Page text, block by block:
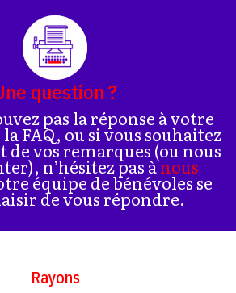
question ?
pas la réponse à votre
FAQ, ou si vous souhaitez
de vos remarques (ou nous
n’hésitez pas ànous
équipe de bénévoles se
de vous répondre.
Rayons